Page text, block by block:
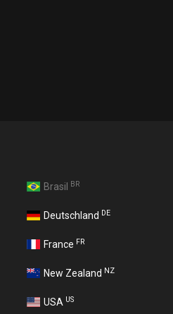
Brasil BR
Deutschland DE
France FR
New Zealand NZ
USA US